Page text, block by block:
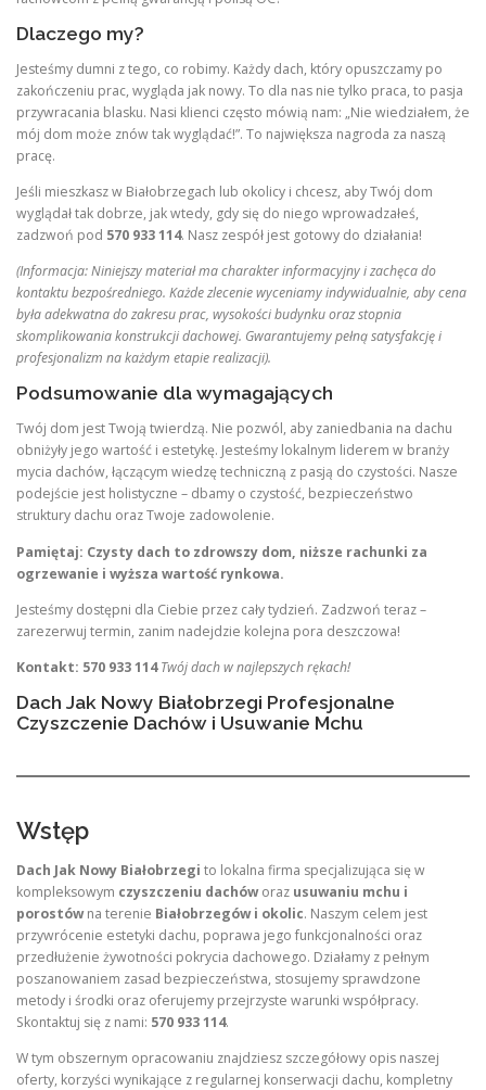
Dlaczego my?
Jesteśmy dumni z tego, co robimy. Każdy dach, który opuszczamy po
zakończeniu prac, wygląda jak nowy. To dla nas nie tylko praca, to pasja
przywracania blasku. Nasi klienci często mówią nam: „Nie wiedziałem, że
mój dom może znów tak wyglądać!”. To największa nagroda za naszą
pracę.
Jeśli mieszkasz w Białobrzegach lub okolicy i chcesz, aby Twój dom
wyglądał tak dobrze, jak wtedy, gdy się do niego wprowadzałeś,
zadzwoń pod 570 933 114. Nasz zespół jest gotowy do działania!
(Informacja: Niniejszy materiał ma charakter informacyjny i zachęca do
kontaktu bezpośredniego. Każde zlecenie wyceniamy indywidualnie, aby cena
była adekwatna do zakresu prac, wysokości budynku oraz stopnia
skomplikowania konstrukcji dachowej. Gwarantujemy pełną satysfakcję i
profesjonalizm na każdym etapie realizacji).
Podsumowanie dla wymagających
Twój dom jest Twoją twierdzą. Nie pozwól, aby zaniedbania na dachu
obniżyły jego wartość i estetykę. Jesteśmy lokalnym liderem w branży
mycia dachów, łączącym wiedzę techniczną z pasją do czystości. Nasze
podejście jest holistyczne – dbamy o czystość, bezpieczeństwo
struktury dachu oraz Twoje zadowolenie.
Pamiętaj: Czysty dach to zdrowszy dom, niższe rachunki za
ogrzewanie i wyższa wartość rynkowa.
Jesteśmy dostępni dla Ciebie przez cały tydzień. Zadzwoń teraz –
zarezerwuj termin, zanim nadejdzie kolejna pora deszczowa!
Kontakt: 570 933 114 Twój dach w najlepszych rękach!
Dach Jak Nowy Białobrzegi Profesjonalne
Czyszczenie Dachów i Usuwanie Mchu
Wstęp
Dach Jak Nowy Białobrzegi to lokalna firma specjalizująca się w
kompleksowym czyszczeniu dachóworaz usuwaniu mchu i
porostówna terenie Białobrzegów i okolic. Naszym celem jest
przywrócenie estetyki dachu, poprawa jego funkcjonalności oraz
przedłużenie żywotności pokrycia dachowego. Działamy z pełnym
poszanowaniem zasad bezpieczeństwa, stosujemy sprawdzone
metody i środki oraz oferujemy przejrzyste warunki współpracy.
Skontaktuj się z nami: 570 933 114.
W tym obszernym opracowaniu znajdziesz szczegółowy opis naszej
oferty, korzyści wynikające z regularnej konserwacji dachu, kompletny